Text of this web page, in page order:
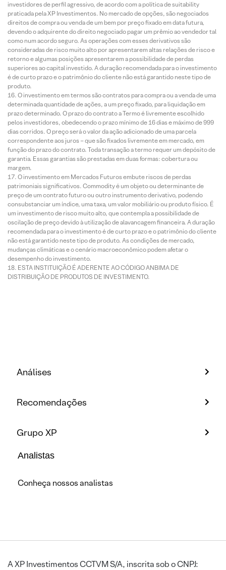
investidores de perfil agressivo, de acordo com a política de suitability
praticada pela XP Investimentos. No mercado de opções, são negociados
direitos de compra ou venda de um bem por preço fixado em data futura,
devendo o adquirente do direito negociado pagar um prêmio ao vendedor tal
como num acordo seguro. As operações com esses derivativos são
consideradas de risco muito alto por apresentarem altas relações de risco e
retorno e algumas posições apresentarem a possibilidade de perdas
superiores ao capital investido. A duração recomendada para o investimento
é de curto prazo e o patrimônio do cliente não está garantido neste tipo de
produto.
O investimento em termos são contratos para compra ou a venda de uma
determinada quantidade de ações, a um preço fixado, para liquidação em
prazo determinado. O prazo do contrato a Termo é livremente escolhido
pelos investidores, obedecendo o prazo mínimo de 16 dias e máximo de 999
dias corridos. O preço será o valor da ação adicionado de uma parcela
correspondente aos juros – que são fixados livremente em mercado, em
função do prazo do contrato. Toda transação a termo requer um depósito de
garantia. Essas garantias são prestadas em duas formas: cobertura ou
margem.
O investimento em Mercados Futuros embute riscos de perdas
patrimoniais significativos. Commodity é um objeto ou determinante de
preço de um contrato futuro ou outro instrumento derivativo, podendo
consubstanciar um índice, uma taxa, um valor mobiliário ou produto físico. É
um investimento de risco muito alto, que contempla a possibilidade de
oscilação de preço devido à utilização de alavancagem financeira. A duração
recomendada para o investimento é de curto prazo e o patrimônio do cliente
não está garantido neste tipo de produto. As condições de mercado,
mudanças climáticas e o cenário macroeconômico podem afetar o
desempenho do investimento.
ESTA INSTITUIÇÃO É ADERENTE AO CÓDIGO ANBIMA DE
DISTRIBUIÇÃO DE PRODUTOS DE INVESTIMENTO.
Análises
Recomendações
Grupo XP
Analistas
Conheça nossos analistas
A XP Investimentos CCTVM S/A, inscrita sob o CNPJ: